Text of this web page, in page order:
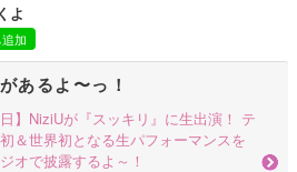
よ
加
あるよ〜っ！
日】NiziUが『スッキリ』に生出演！ テ
＆世界初となる生パフォーマンスを
オで披露するよ～！